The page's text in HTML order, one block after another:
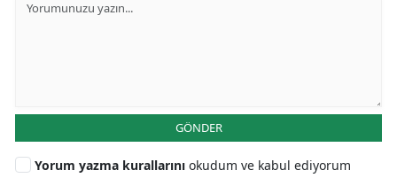
GÖNDER
Yorum yazma kurallarını okudum ve kabul ediyorum